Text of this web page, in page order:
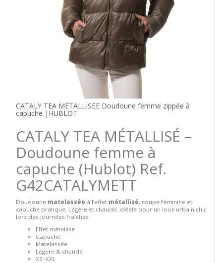
CATALY TEA MÉTALLISÉE Doudoune femme zippée à
capuche |HUBLOT
CATALY TEA MÉTALLISÉ –
Doudoune femme à
capuche (Hublot) Ref.
G42CATALYMETT
Doudoune matelassée à l’effet métallisé, coupe féminine et
capuche pratique. Légère et chaude, idéale pour un look urbain chic
lors des journées fraîches.
Effet métallisé
Capuche
Matelassée
Légère & chaude
XS–XXL